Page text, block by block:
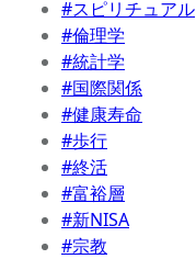
#スピリチュアル
#倫理学
#統計学
#国際関係
#健康寿命
#歩行
#終活
#富裕層
#新NISA
#宗教